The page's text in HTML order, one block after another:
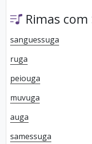
Rimas com
sanguessuga
ruga
peiouga
muvuga
auga
samessuga